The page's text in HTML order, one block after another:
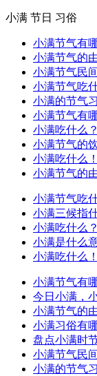
小满 节日 习俗
小满节气有
小满节气的
小满节气民
小满节气吃
小满的节气
小满节气有
小满吃什么
小满节气的
小满吃什么
小满节气的
小满节气吃
小满三候指
小满吃什么
小满是什么
小满吃什么
小满节气有
今日小满，
小满节气的
小满习俗有
盘点小满时
小满节气民
小满的节气